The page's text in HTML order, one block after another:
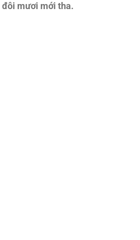
mươi mới tha.